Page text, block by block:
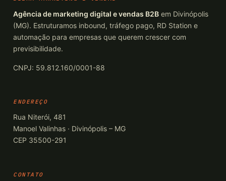
Agência de marketing digital e vendas B2B em Divinópolis
(MG). Estruturamos inbound, tráfego pago, RD Station e
automação para empresas que querem crescer com
previsibilidade.
CNPJ: 59.812.160/0001-88
ENDEREÇO
Rua Niterói, 481
Manoel Valinhas · Divinópolis – MG
CEP 35500-291
CONTATO